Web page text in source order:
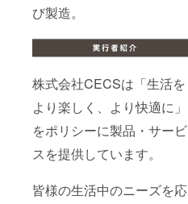
び製造。
株式会社CECSは「生活を
より楽しく、より快適に」
をポリシーに製品・サービ
スを提供しています。
皆様の生活中のニーズを応